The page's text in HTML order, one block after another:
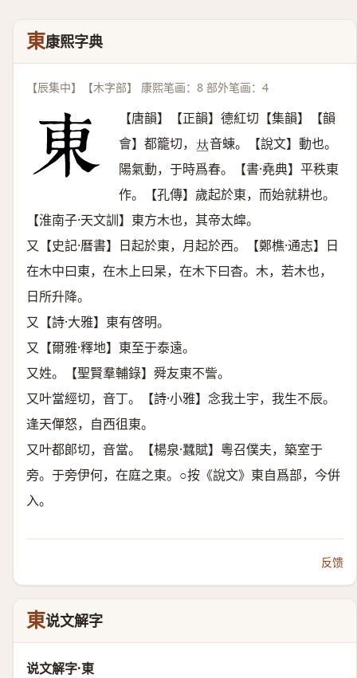
東康熙字典
【辰集中】【木字部】 康熙笔画：8 部外笔画：4
【唐韻】【正韻】德紅切【集韻】【韻
會】都籠切， 𠀤音蝀。【說文】動也。
陽氣動，于時爲春。【書·堯典】平秩東
作。【孔傳】歲起於東，而始就耕也。
【淮南子·天文訓】東方木也，其帝太皡。
又【史記·曆書】日起於東，月起於西。【鄭樵·通志】日
在木中曰東，在木上曰杲，在木下曰杳。木，若木也，
日所升降。
又【詩·大雅】東有啓明。
又【爾雅·釋地】東至于泰遠。
又姓。【聖賢羣輔錄】舜友東不訾。
又叶當經切，音丁。【詩·小雅】念我土宇，我生不辰。
逢天僤怒，自西徂東。
又叶都郞切，音當。【楊泉·蠶賦】粵召僕夫，築室于
旁。于旁伊何，在庭之東。○按《說文》東自爲部，今倂
入。
反馈
東说文解字
说文解字·東